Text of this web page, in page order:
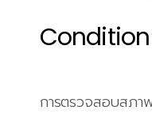
การตรวจสอบสภา